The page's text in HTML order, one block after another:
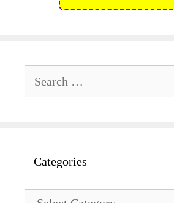
for:
Categories
Categories